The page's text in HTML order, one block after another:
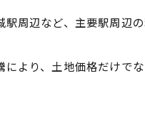
周辺など、主要駅周辺
により、土地価格だけで